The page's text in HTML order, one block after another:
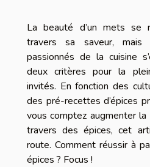
La beauté d’un mets se
travers sa saveur,
passionnés de la cuisine
deux critères pour la
invités. En fonction des
des pré-recettes d’épices
vous comptez augmenter
travers des épices, cet
route. Comment réussir à
épices ? Focus !